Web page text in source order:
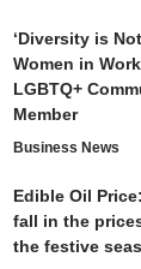
‘Diversity is
Women in
LGBTQ+
Member
Business News
Edible Oil
fall in the
the festive